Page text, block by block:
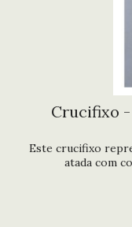
Crucifixo -
Este crucifixo
atada com